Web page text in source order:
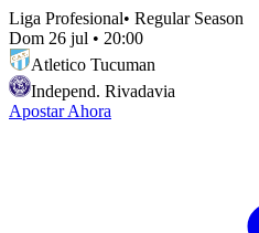
Liga Profesional• Regular Season
Dom 26 jul • 20:00
Atletico Tucuman
Independ. Rivadavia
Apostar Ahora